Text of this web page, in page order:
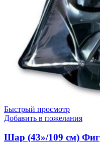
Быстрый просмотр
Добавить в пожелания
Шар (43»/109 см)